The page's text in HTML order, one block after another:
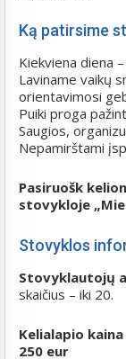
Ką patirsime
Kiekviena diena
Laviname vaikų
orientavimosi
Puiki proga
Saugios,
Nepamirštami
Pasiruošk
stovykloje
Stovyklos
Stovyklautojų
skaičius – iki 20.
Kelialapio
250 eur